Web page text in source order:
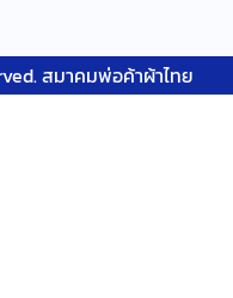
สมาคมพ่อค้าผ้าไทย